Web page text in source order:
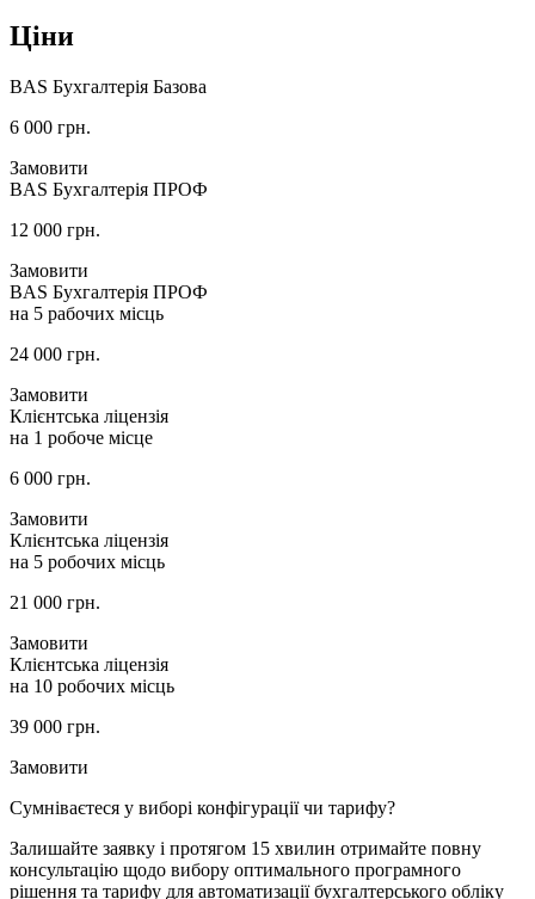
Ціни
BAS Бухгалтерія Базова
6 000 грн.
Замовити
BAS Бухгалтерія ПРОФ
12 000 грн.
Замовити
BAS Бухгалтерія ПРОФ
на 5 рабочих місць
24 000 грн.
Замовити
Клієнтська ліцензія
на 1 робоче місце
6 000 грн.
Замовити
Клієнтська ліцензія
на 5 робочих місць
21 000 грн.
Замовити
Клієнтська ліцензія
на 10 робочих місць
39 000 грн.
Замовити
Сумніваєтеся у виборі конфігурації чи тарифу?
Залишайте заявку і протягом 15 хвилин отримайте повну
консультацію щодо вибору оптимального програмного
рішення та тарифу для автоматизації бухгалтерського обліку